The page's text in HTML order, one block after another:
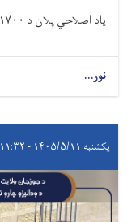
یاد اصلاحي پلان د ۱۷۰۰
نور...
یکشنبه ۱۴۰۵/۵/۱۱ - ۱۱:۳۲